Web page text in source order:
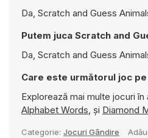
Da, Scratch and Guess
Putem juca Scratch and
Da, Scratch and Guess
Care este următorul joc
Explorează mai multe jocuri în
Alphabet Words, și Diamond
Categorie: Jocuri Gândire